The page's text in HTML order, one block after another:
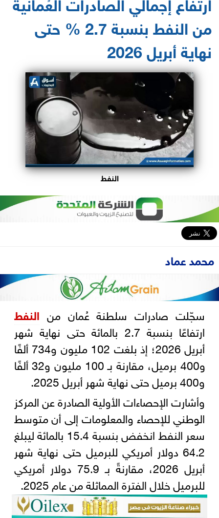
من النفط بنسبة 2.7 % حتى
نهاية أبريل 2026
النفط
محمد عماد
سجّلت صادرات سلطنة عُمان من النفط
ارتفاعًا بنسبة 2.7 بالمائة حتى نهاية شهر
أبريل 2026؛ إذ بلغت 102 مليون و734 ألفًا
و400 برميل، مقارنة بـ 100 مليون و32 ألفًا
و400 برميل حتى نهاية شهر أبريل 2025.
وأشارت الإحصاءات الأولية الصادرة عن المركز
الوطني للإحصاء والمعلومات إلى أن متوسط
سعر النفط انخفض بنسبة 15.4 بالمائة ليبلغ
64.2 دولار أمريكي للبرميل حتى نهاية شهر
أبريل 2026، مقارنةً بـ 75.9 دولار أمريكي
للبرميل خلال الفترة المماثلة من عام 2025.